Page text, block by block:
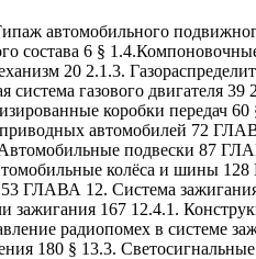
автомобильного подвижного
состава 6 §
20 2.1.3.
система газового двигателя
коробки передач
автомобилей 72
подвески 87
колёса и шины 128
ГЛАВА 12. Система
зажигания 167 12.4.1.
радиопомех в системе
180 § 13.3.